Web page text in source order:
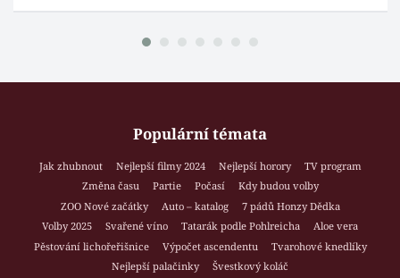
Populární témata
Jak zhubnout Nejlepší filmy 2024 Nejlepší horory
TV program
Změna času
Partie Počasí
Kdy budou volby
ZOO Nové začátky
Auto – katalog
7 pádů Honzy Dědka
Volby 2025
Svařené víno Tatarák podle Pohlreicha
Aloe vera
Pěstování lichořeřišnice
Výpočet ascendentu
Tvarohové knedlíky
Nejlepší palačinky
Švestkový koláč